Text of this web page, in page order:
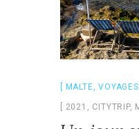
MALTE ,VOYAGES
2021 CITYTRIP,